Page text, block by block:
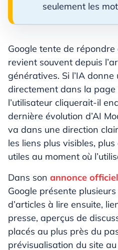
seulement les
Google tente de
revient souvent depuis
génératives. Si l’IA donne
directement dans la
l’utilisateur cliquerait-il
dernière évolution d’AI
va dans une direction
les liens plus visibles,
utiles au moment où
Dans son annonce
Google présente
d’articles à lire ensuite,
presse, aperçus de
placés au plus près du
prévisualisation du site